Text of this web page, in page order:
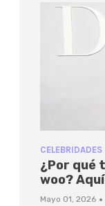
CELEBRIDADES
¿Por qué
woo?
Mayo 01, 2026 ·